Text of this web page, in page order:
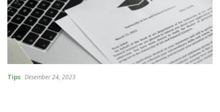
Tips Desember 24, 2023